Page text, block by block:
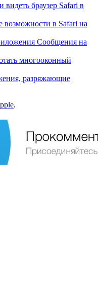
браузер Safari в
возможности в Safari на
Сообщения на
многооконный
разряжающие
.